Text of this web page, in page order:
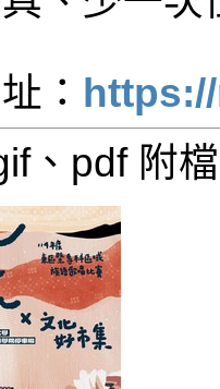
：
、pdf 附